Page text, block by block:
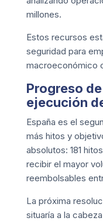
millones.
Estos recursos
seguridad para
macroeconómico
Progreso
ejecución
España es el
más hitos y
absolutos: 181
recibir el mayor
reembolsables
La próxima
situaría a la